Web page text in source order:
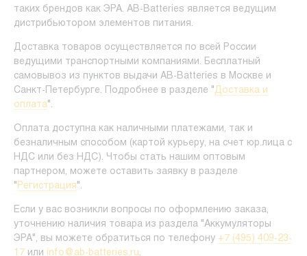
таких брендов как ЭРА. AB-Batteries является ведущим
дистрибьютором элементов питания.
Доставка товаров осуществляется по всей России
ведущими транспортными компаниями. Бесплатный
самовывоз из пунктов выдачи AB-Batteries в Москве и
Санкт-Петербурге. Подробнее в разделе "Доставка и
оплата".
Оплата доступна как наличными платежами, так и
безналичным способом (картой курьеру, на счет юр.лица с
НДС или без НДС). Чтобы стать нашим оптовым
партнером, можете оставить заявку в разделе
" Регистрация".
Если у вас возникли вопросы по оформлению заказа,
уточнению наличия товара из раздела "Аккумуляторы
ЭРА", вы можете обратиться по телефону +7 (495) 409-23-
17 или info@ab-batteries.ru.